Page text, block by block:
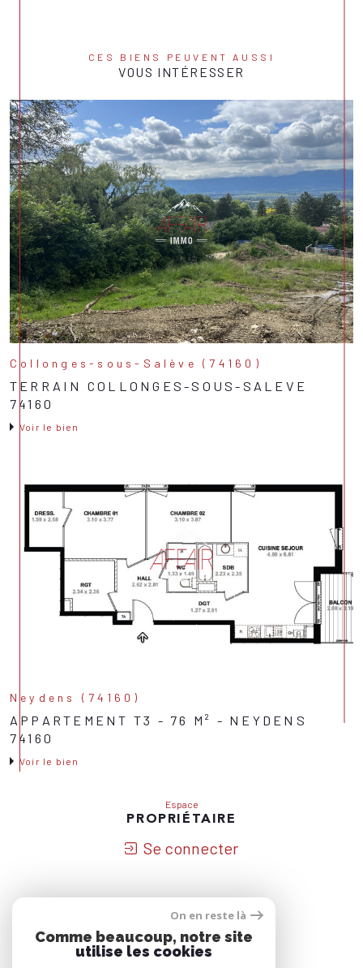
CES BIENS PEUVENT AUSSI
VOUS INTÉRESSER
Collonges-sous-Salève (74160)
TERRAIN COLLONGES-SOUS-SALEVE
74160
Voir le bien
Neydens (74160)
APPARTEMENT T3 - 76 M² - NEYDENS
74160
Voir le bien
Espace
PROPRIÉTAIRE
Se connecter
ADHÉRONS
On en reste là
Comme beaucoup, notre site
utilise les cookies